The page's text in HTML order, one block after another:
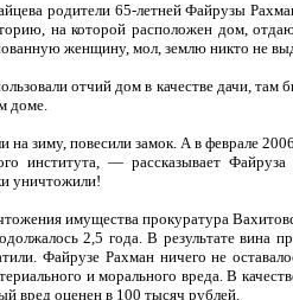
родители 65-летней Файрузы
на которой расположен дом,
женщину, мол, землю никто не
отчий дом в качестве дачи,
доме.
на зиму, повесили замок. А в феврале
института, — рассказывает
уничтожили!
имущества прокуратура
2,5 года. В результате вина
Файрузе Рахман ничего не
и морального вреда. В
вред оценен в 100 тысяч рублей.